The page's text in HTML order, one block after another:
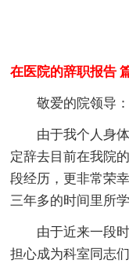
在医院的辞职报告
敬爱的院领导：
由于我个人身
定辞去目前在我院
段经历，更非常荣
三年多的时间里所
由于近来一段
担心成为科室同志